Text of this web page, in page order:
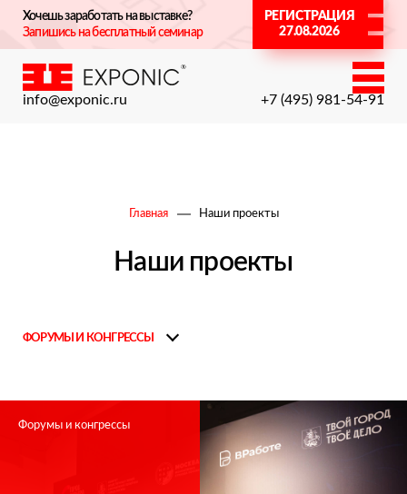
Хочешь заработать на выставке?
Запишись на бесплатный семинар
РЕГИСТРАЦИЯ
27.08.2026
info@exponic.ru +7 (495) 981-54-91
Главная Наши проекты
Наши проекты
ФОРУМЫ И КОНГРЕССЫ
Форумы и конгрессы